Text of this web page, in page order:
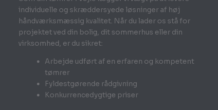
individuelle og skræddersyede løsninger af høj
håndværksmæssig kvalitet. Når du lader os stå for
projektet ved din bolig, dit sommerhus eller din
virksomhed, er du sikret:
Arbejde udført af en erfaren og kompetent
tømrer
Fyldestgørende rådgivning
Konkurrencedygtige priser